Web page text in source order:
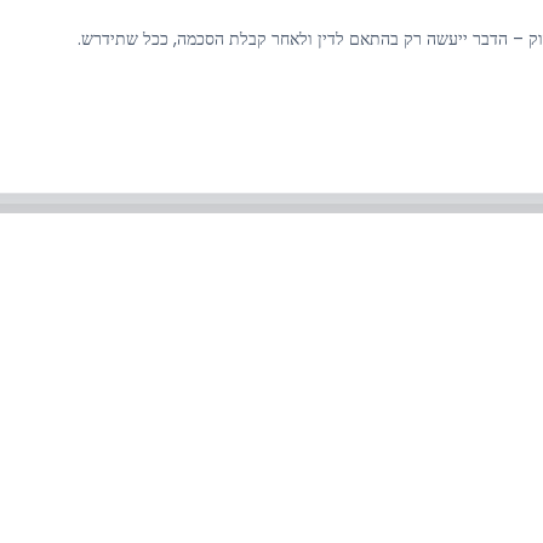
– הדבר ייעשה רק בהתאם לדין ולאחר קבלת הסכמה, ככל שתידרש.